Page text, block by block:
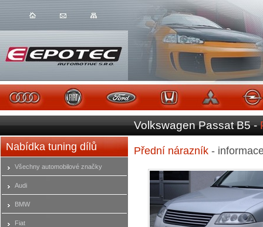
Volkswagen Passat B5 -
Nabídka tuning dílů
Všechny automobilové značky
Audi
BMW
Fiat
Přední nárazník -